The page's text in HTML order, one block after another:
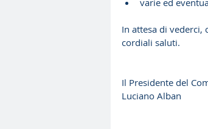
varie ed
In attesa di vederci,
cordiali saluti.
Il Presidente del
Luciano Alban